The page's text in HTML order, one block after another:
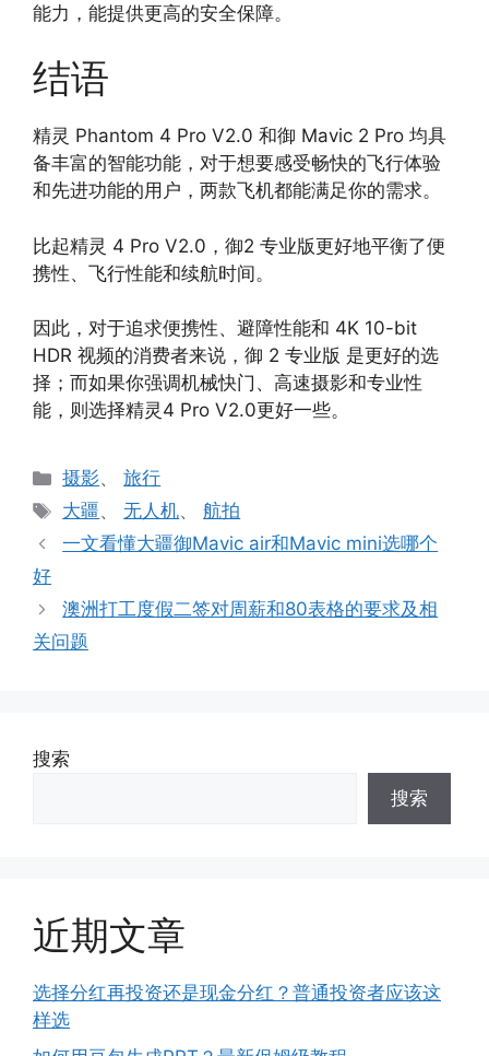
能力，能提供更高的安全保障。
结语
精灵 Phantom 4 Pro V2.0 和御 Mavic 2 Pro 均具
备丰富的智能功能，对于想要感受畅快的飞行体验
和先进功能的用户，两款飞机都能满足你的需求。
比起精灵 4 Pro V2.0，御2 专业版更好地平衡了便
携性、飞行性能和续航时间。
因此，对于追求便携性、避障性能和 4K 10-bit
HDR 视频的消费者来说，御 2 专业版 是更好的选
择；而如果你强调机械快门、高速摄影和专业性
能，则选择精灵4 Pro V2.0更好一些。
分
类
摄影、旅行
标
大疆、无人机、航拍
一文看懂大疆御Mavic air和Mavic mini选哪个
好
澳洲打工度假二签对周薪和80表格的要求及相
关问题
搜索
搜索
近期文章
选择分红再投资还是现金分红？普通投资者应该这
样选